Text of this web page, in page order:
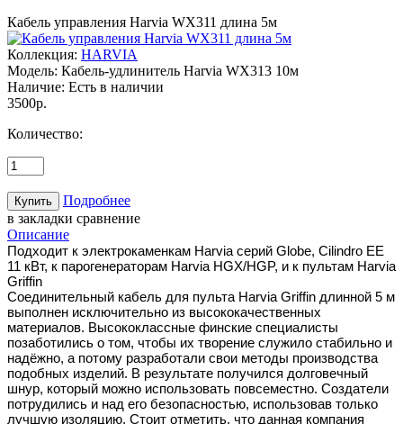
Кабель управления Harvia WX311 длина 5м
Коллекция: HARVIA
Модель: Кабель-удлинитель Harvia WX313 10м
Наличие: Есть в наличии
3500р.
Количество:
Подробнее
в закладки сравнение
Описание
Подходит к электрокаменкам Harvia серий Globe, Cilindro EE
11 кВт, к парогенераторам Harvia HGX/HGP, и к пультам Harvia
Griffin
Соединительный кабель для пульта Harvia Griffin длинной 5 м
выполнен исключительно из высококачественных
материалов. Высококлассные финские специалисты
позаботились о том, чтобы их творение служило стабильно и
надёжно, а потому разработали свои методы производства
подобных изделий. В результате получился долговечный
шнур, который можно использовать повсеместно. Создатели
потрудились и над его безопасностью, использовав только
лучшую изоляцию. Стоит отметить, что данная компания